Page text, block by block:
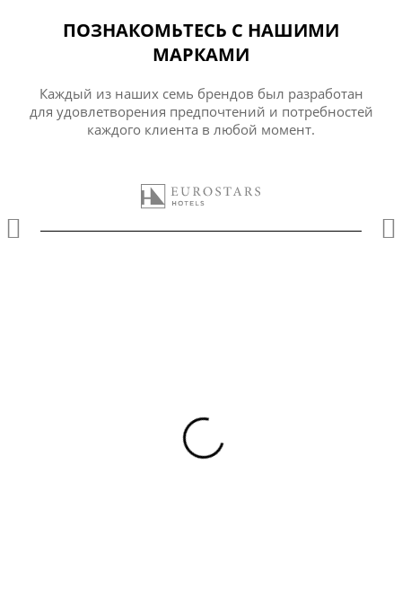
ПОЗНАКОМЬТЕСЬ С НАШИМИ
МАРКАМИ
Каждый из наших семь брендов был разработан
для удовлетворения предпочтений и потребностей
каждого клиента в любой момент.